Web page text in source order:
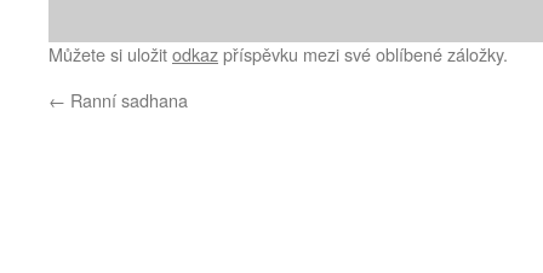
Můžete si uložitodkazpříspěvku mezi své oblíbené záložky.
← Ranní sadhana